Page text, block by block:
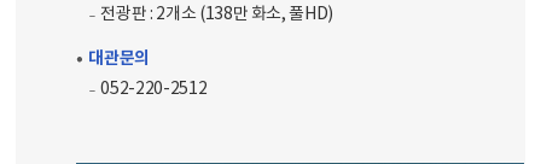
전광판 : 2개소 (138만 화소, 풀HD)
대관문의
052-220-2512